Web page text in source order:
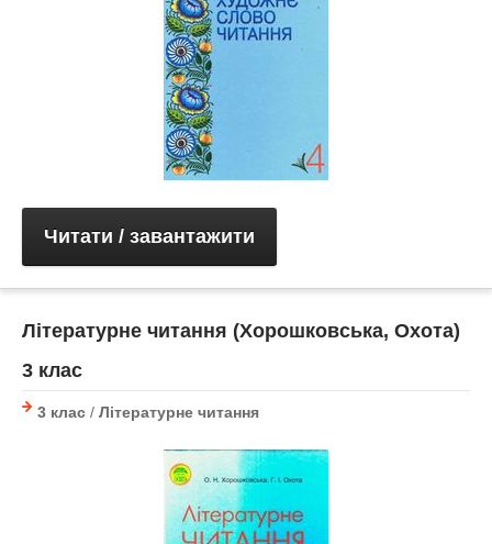
Читати / завантажити
Літературне читання (Хорошковська, Охота)
3 клас
3 клас / Літературне читання